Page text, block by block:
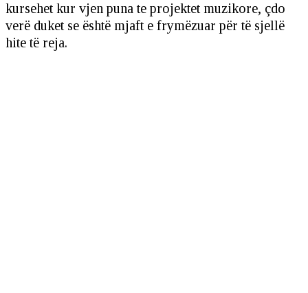
kursehet kur vjen puna te projektet muzikore, çdo
verë duket se është mjaft e frymëzuar për të sjellë
hite të reja.